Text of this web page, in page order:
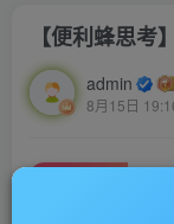
【便利蜂思
admin
8月15日
付费资源